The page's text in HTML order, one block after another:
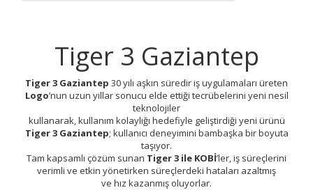
Tiger 3 Gaziantep
Tiger 3 Gaziantep 30 yılı aşkın süredir iş uygulamaları üreten
Logo’nun uzun yıllar sonucu elde ettiği tecrübelerini yeni nesil
teknolojiler
kullanarak, kullanım kolaylığı hedefiyle geliştirdiği yeni ürünü
Tiger 3 Gaziantep; kullanıcı deneyimini bambaşka bir boyuta
taşıyor.
Tam kapsamlı çözüm sunan Tiger 3 ile KOBİ’ler, iş süreçlerini
verimli ve etkin yönetirken süreçlerdeki hataları azaltmış
ve hız kazanmış oluyorlar.